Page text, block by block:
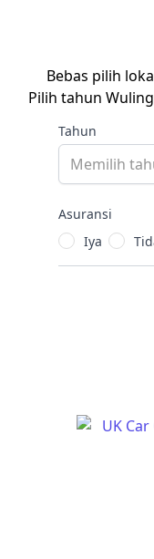
Bebas pilih
Pilih tahun
Tahun
Asuransi
Iya